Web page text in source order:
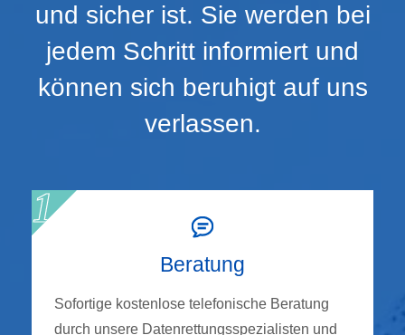
und sicher ist. Sie werden bei
jedem Schritt informiert und
können sich beruhigt auf uns
verlassen.
Beratung
Sofortige kostenlose telefonische Beratung
durch unsere Datenrettungsspezialisten und